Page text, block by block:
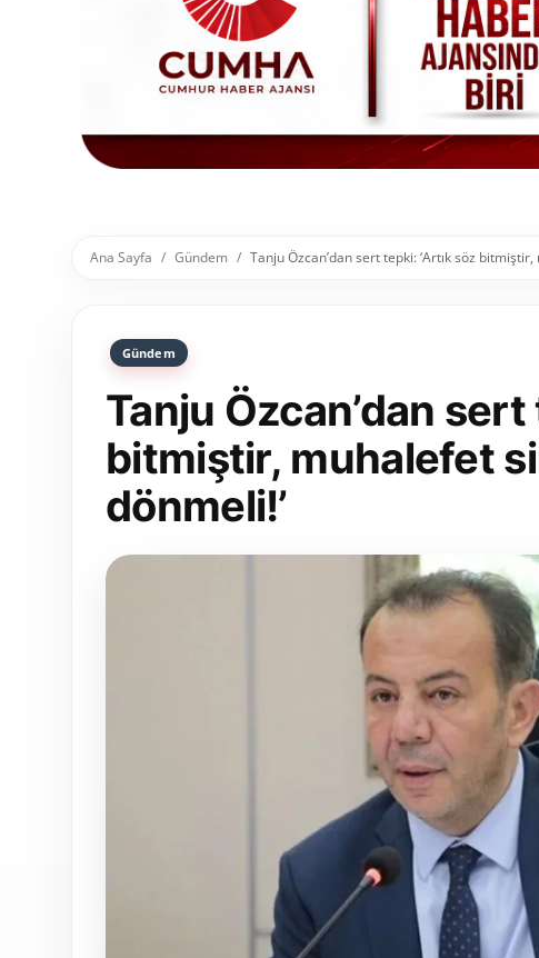
Sivil Toplum Kuruluşları
Kamu Kurumları ve Üst Kurullar
Resmi Reklamlar
Ana Sayfa Gündem Tanju Özcan’dan sert tepki: ‘Artık söz
Gündem
Tanju Özcan’dan sert
bitmiştir, muhalefet
dönmeli!’